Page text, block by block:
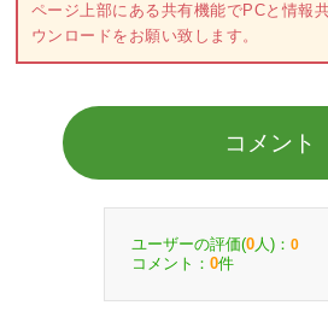
ページ上部にある共有機能でPCと情報
ウンロードをお願い致します。
コメント
ユーザーの評価(0 人)： 0
コメント： 0件